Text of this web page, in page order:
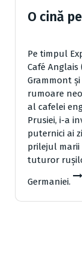
O cină
Pe timpul
Café
Grammont
rumoare
al cafelei
Prusiei, i-a
puternici ai
prilejul marii
tuturor
Germaniei.